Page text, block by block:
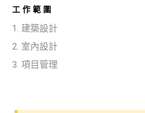
工作範圍
1. 建築設計
2. 室內設計
3. 項目管理